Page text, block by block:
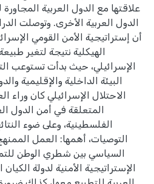
علاقتها مع الدول العربية المجاورة
الدول العربية الأخرى. وتوصلت
أن إستراتيجية الأمن القومي
الهيكلية نتيجة لتغير
الإسرائيلي، حيث بدأت تستوعب
البيئة الداخلية والإقليمية
الاحتلال الإسرائيلي كان وراء
المتعلقة في أمن الدول
الفلسطينية، وعلى ضوء
التوصيات، أهمها: العمل
السياسي بين شطري الوطن
الإستراتيجية الأمنية لدولة